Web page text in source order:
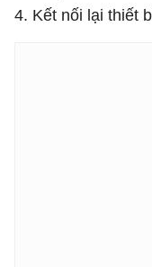
4. Kết nối lại thiết